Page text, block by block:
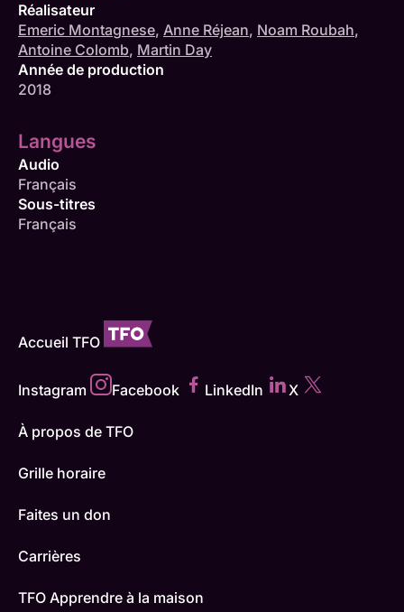
Réalisateur
Emeric Montagnese, Anne Réjean, Noam Roubah,
Antoine Colomb, Martin Day
Année de production
2018
Langues
Audio
Français
Sous-titres
Français
Accueil TFO
Instagram Facebook LinkedIn X
À propos de TFO
Grille horaire
Faites un don
Carrières
TFO Apprendre à la maison